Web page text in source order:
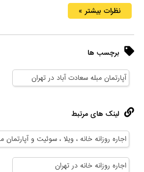
نظرات بیشتر »
برچسب ها
آپارتمان مبله سعادت آباد در تهران
لینک های مرتبط
اجاره روزانه خانه ، ویلا ، سوئیت و آپارتمان
اجاره روزانه خانه در تهران